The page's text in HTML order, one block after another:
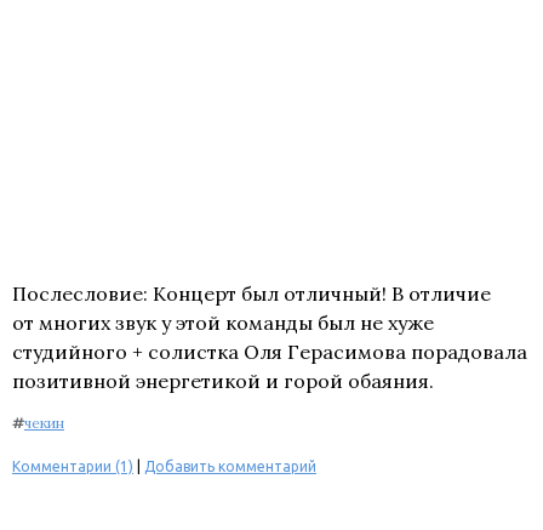
Послесловие: Концерт был отличный! В отличие
от многих звук у этой команды был не хуже
студийного + солистка Оля Герасимова порадовала
позитивной энергетикой и горой обаяния.
#чекин
Комментарии (1) Добавить комментарий